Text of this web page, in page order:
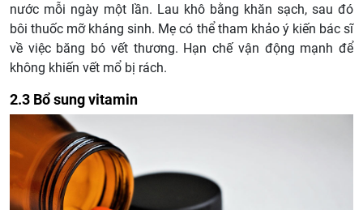
nước mỗi ngày một lần. Lau khô bằng khăn sạch, sau đó
bôi thuốc mỡ kháng sinh. Mẹ có thể tham khảo ý kiến bác sĩ
về việc băng bó vết thương. Hạn chế vận động mạnh để
không khiến vết mổ bị rách.
2.3 Bổ sung vitamin